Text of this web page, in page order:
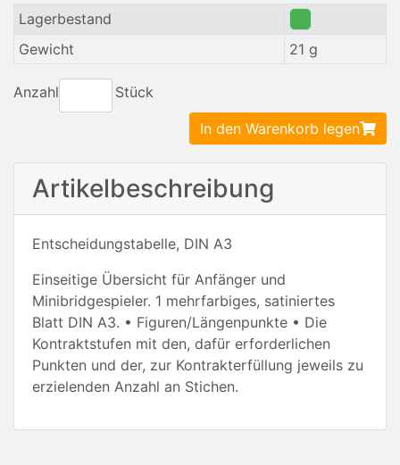
Lagerbestand
Gewicht
21 g
Anzahl Stück
In den Warenkorb legen
Artikelbeschreibung
Entscheidungstabelle, DIN A3
Einseitige Übersicht für Anfänger und
Minibridgespieler. 1 mehrfarbiges, satiniertes
Blatt DIN A3. • Figuren/Längenpunkte • Die
Kontraktstufen mit den, dafür erforderlichen
Punkten und der, zur Kontrakterfüllung jeweils zu
erzielenden Anzahl an Stichen.